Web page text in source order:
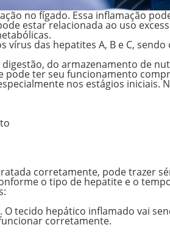
no fígado. Essa inflamação
estar relacionada ao uso
vírus das hepatites A, B e C,
do armazenamento de
pode ter seu funcionamento
nos estágios iniciais.
corretamente, pode trazer
o tipo de hepatite e o
O tecido hepático inflamado vai
corretamente.